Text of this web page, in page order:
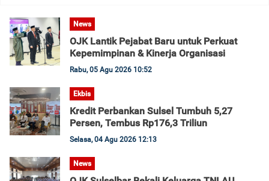
News
OJK Lantik Pejabat Baru untuk Perkuat
Kepemimpinan & Kinerja Organisasi
Rabu, 05 Agu 2026 10:52
Ekbis
Kredit Perbankan Sulsel Tumbuh 5,27
Persen, Tembus Rp176,3 Triliun
Selasa, 04 Agu 2026 12:13
News